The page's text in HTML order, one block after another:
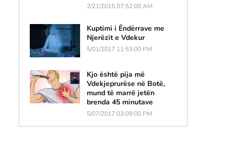
2/21/2015 07:52:00 AM
Kuptimi i Ëndërrave me
Njerëzit e Vdekur
5/01/2017 11:53:00 PM
Kjo është pija më
Vdekjeprurëse në Botë,
mund të marrë jetën
brenda 45 minutave
5/07/2017 03:09:00 PM